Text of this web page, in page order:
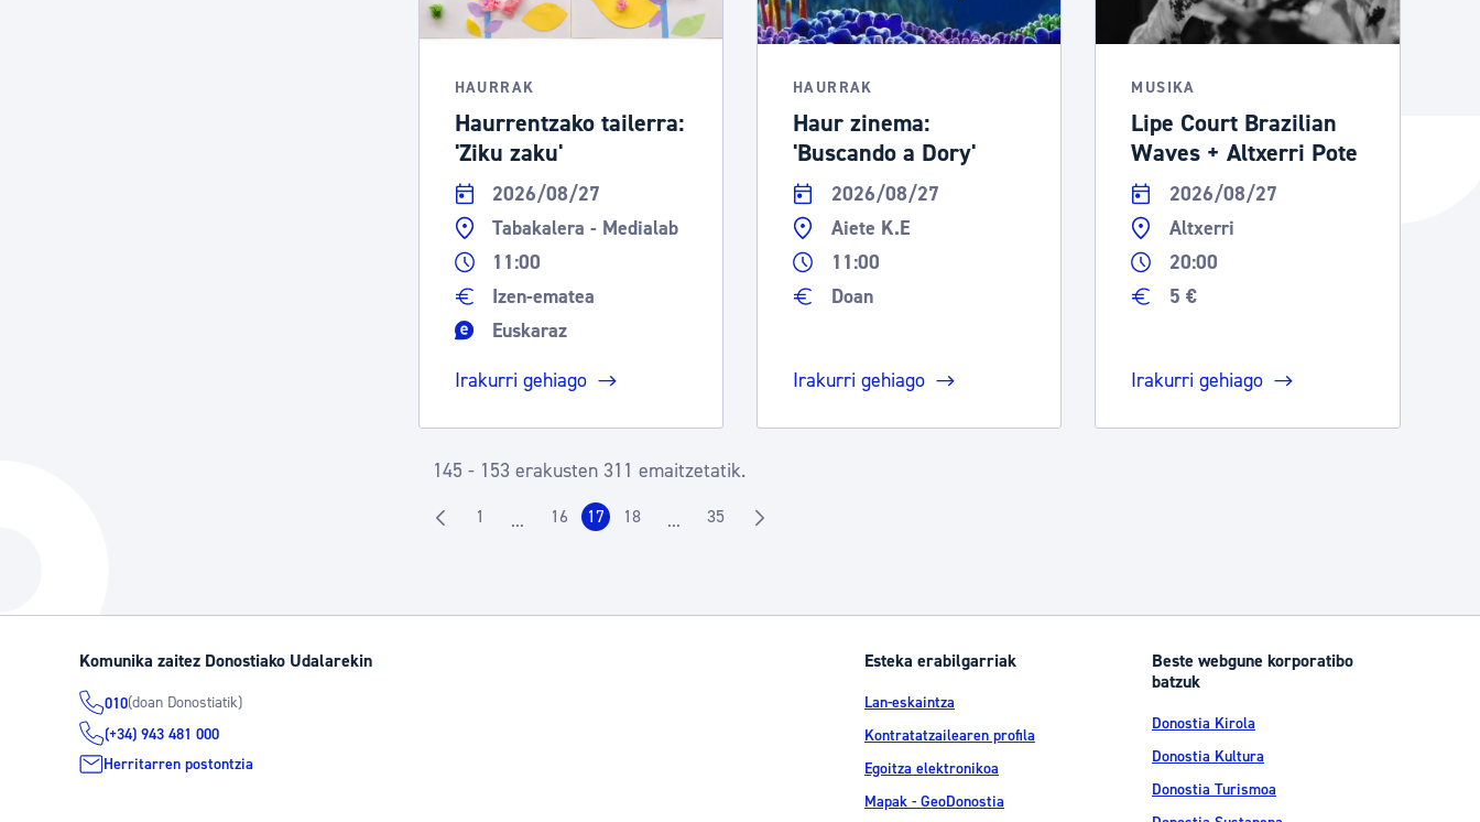
HAURRAK
Haurrentzako tailerra:
'Ziku zaku'
2026/08/27
Tabakalera - Medialab
11:00
Izen-ematea
Euskaraz
Irakurri gehiago
HAURRAK
Haur zinema:
'Buscando a Dory'
2026/08/27
Aiete K.E
11:00
Doan
Irakurri gehiago
MUSIKA
Lipe Court Brazilian
Waves + Altxerri Pote
2026/08/27
Altxerri
20:00
5 €
Irakurri gehiago
145 - 153 erakusten 311 emaitzetatik.
Orrialdea
1 ...Intermediate Pages Use TAB to navigate.
Orrialdea
16 Orrialdea
17 Orrialdea
18 ...Intermediate Pages Use TAB to navigate.
Orrialdea
35
Komunika zaitez Donostiako Udalarekin
010(doan Donostiatik)
(+34) 943 481 000
Herritarren postontzia
Esteka erabilgarriak
Lan-eskaintza
Kontratatzailearen profila
Egoitza elektronikoa
Mapak - GeoDonostia
Beste webgune korporatibo
batzuk
Donostia Kirola
Donostia Kultura
Donostia Turismoa